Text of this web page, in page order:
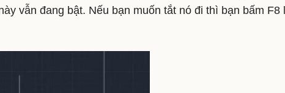
vẫn đang bật. Nếu bạn muốn tắt nó đi thì bạn bấm F8